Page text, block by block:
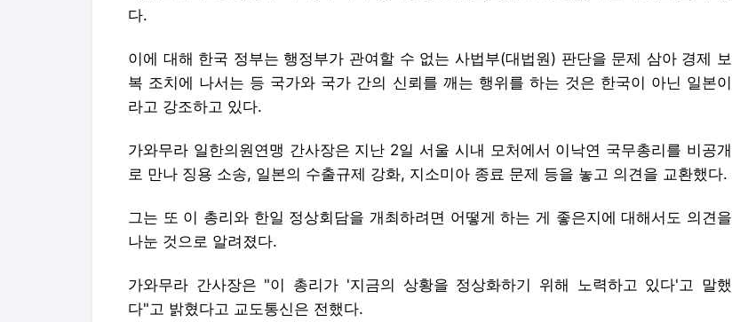
다.
이에 대해 한국 정부는 행정부가 관여할 수 없는 사법부(대법원) 판단을 문제 삼아 경제 보
복 조치에 나서는 등 국가와 국가 간의 신뢰를 깨는 행위를 하는 것은 한국이 아닌 일본이
라고 강조하고 있다.
가와무라 일한의원연맹 간사장은 지난 2일 서울 시내 모처에서 이낙연 국무총리를 비공개
로 만나 징용 소송, 일본의 수출규제 강화, 지소미아 종료 문제 등을 놓고 의견을 교환했다.
그는 또 이 총리와 한일 정상회담을 개최하려면 어떻게 하는 게 좋은지에 대해서도 의견을
나눈 것으로 알려졌다.
가와무라 간사장은 "이 총리가 '지금의 상황을 정상화하기 위해 노력하고 있다'고 말했
다"고 밝혔다고 교도통신은 전했다.